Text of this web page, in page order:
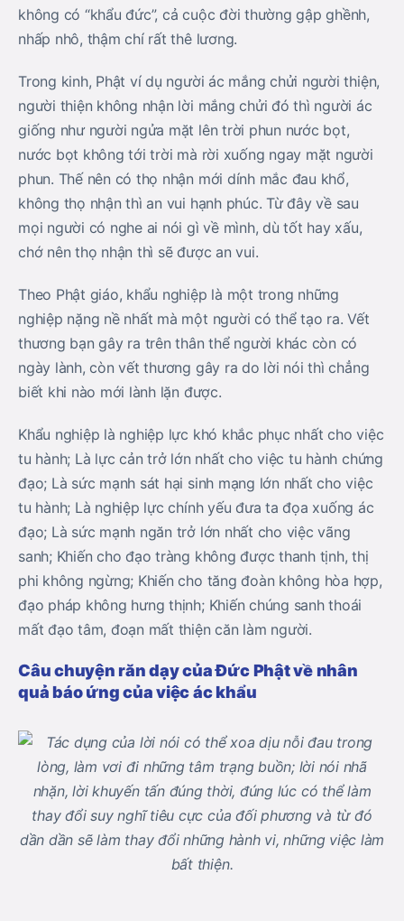
không có “khẩu đức”, cả cuộc đời thường gập ghềnh,
nhấp nhô, thậm chí rất thê lương.
Trong kinh, Phật ví dụ người ác mắng chửi người thiện,
người thiện không nhận lời mắng chửi đó thì người ác
giống như người ngửa mặt lên trời phun nước bọt,
nước bọt không tới trời mà rời xuống ngay mặt người
phun. Thế nên có thọ nhận mới dính mắc đau khổ,
không thọ nhận thì an vui hạnh phúc. Từ đây về sau
mọi người có nghe ai nói gì về mình, dù tốt hay xấu,
chớ nên thọ nhận thì sẽ được an vui.
Theo Phật giáo, khẩu nghiệp là một trong những
nghiệp nặng nề nhất mà một người có thể tạo ra. Vết
thương bạn gây ra trên thân thể người khác còn có
ngày lành, còn vết thương gây ra do lời nói thì chẳng
biết khi nào mới lành lặn được.
Khẩu nghiệp là nghiệp lực khó khắc phục nhất cho việc
tu hành; Là lực cản trở lớn nhất cho việc tu hành chứng
đạo; Là sức mạnh sát hại sinh mạng lớn nhất cho việc
tu hành; Là nghiệp lực chính yếu đưa ta đọa xuống ác
đạo; Là sức mạnh ngăn trở lớn nhất cho việc vãng
sanh; Khiến cho đạo tràng không được thanh tịnh, thị
phi không ngừng; Khiến cho tăng đoàn không hòa hợp,
đạo pháp không hưng thịnh; Khiến chúng sanh thoái
mất đạo tâm, đoạn mất thiện căn làm người.
Câu chuyện răn dạy của Đức Phật về nhân
quả báo ứng của việc ác khẩu